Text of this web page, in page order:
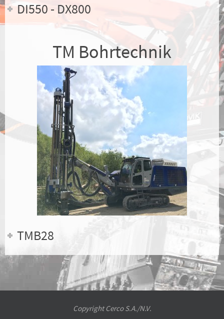
DI550 - DX800
TM Bohrtechnik
TMB28
Copyright Cerco S.A./N.V.